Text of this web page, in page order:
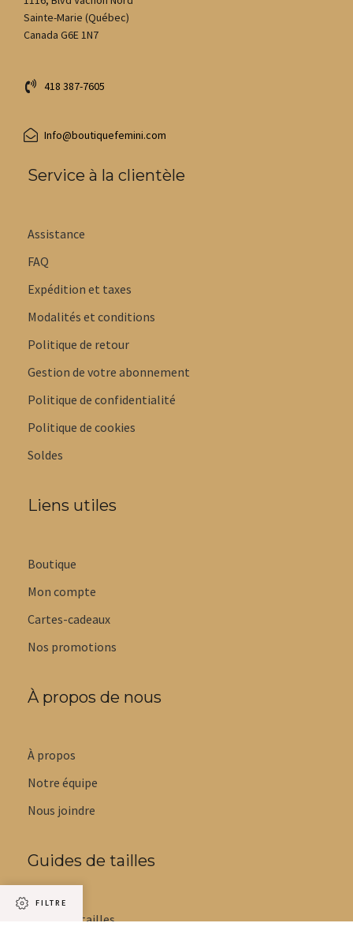
FILTRE
Sainte-Marie (Québec)
Canada G6E 1N7
418 387-7605
Info@boutiquefemini.com
Service à la clientèle
Assistance
FAQ
Expédition et taxes
Modalités et conditions
Politique de retour
Gestion de votre abonnement
Politique de confidentialité
Politique de cookies
Soldes
Liens utiles
Boutique
Mon compte
Cartes-cadeaux
Nos promotions
À propos de nous
À propos
Notre équipe
Nous joindre
Guides de tailles
Guide des tailles